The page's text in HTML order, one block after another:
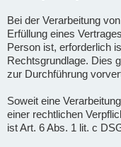
Bei der Verarbeitung
Erfüllung eines
Person ist, erforderlich
Rechtsgrundlage. Dies
zur Durchführung
Soweit eine
einer rechtlichen
ist Art. 6 Abs. 1 lit. c